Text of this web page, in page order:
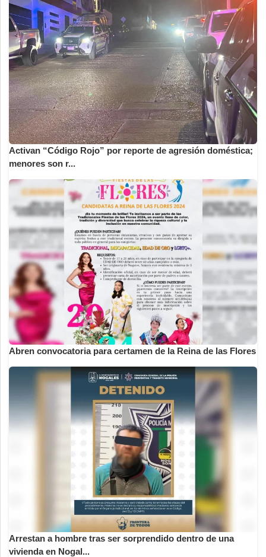
Activan “Código Rojo” por reporte de agresión doméstica;
menores son r...
Abren convocatoria para certamen de la Reina de las Flores
Arrestan a hombre tras ser sorprendido dentro de una
vivienda en Nogal...